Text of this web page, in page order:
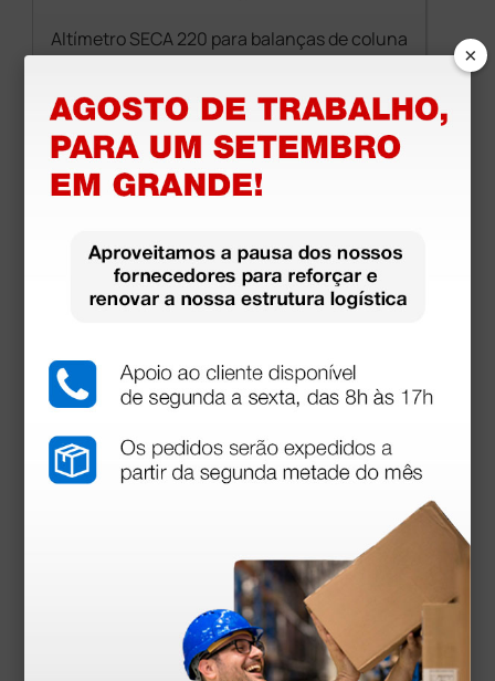
Altímetro SECA 220 para balanças de coluna
143,00 €
(Preço sem IVA)
Produtos similares
Balança mecânica SECA 700 com altímetro - 220
×